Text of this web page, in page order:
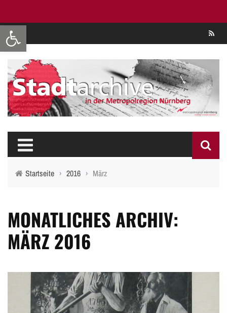
Werkzeugleiste öffnen
Startseite › 2016 › März
MONATLICHES ARCHIV:
MÄRZ 2016